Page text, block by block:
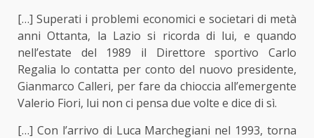
[…] Superati i problemi economici e societari di metà
anni Ottanta, la Lazio si ricorda di lui, e quando
nell’estate del 1989 il Direttore sportivo Carlo
Regalia lo contatta per conto del nuovo presidente,
Gianmarco Calleri, per fare da chioccia all’emergente
Valerio Fiori, lui non ci pensa due volte e dice di sì.
[…] Con l’arrivo di Luca Marchegiani nel 1993, torna